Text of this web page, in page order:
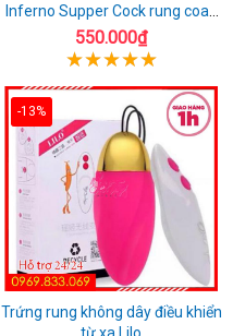
Inferno Supper Cock rung coay
7 chế độ
550.000₫
-13%
Trứng rung không dây điều khiển
từ xa Lilo